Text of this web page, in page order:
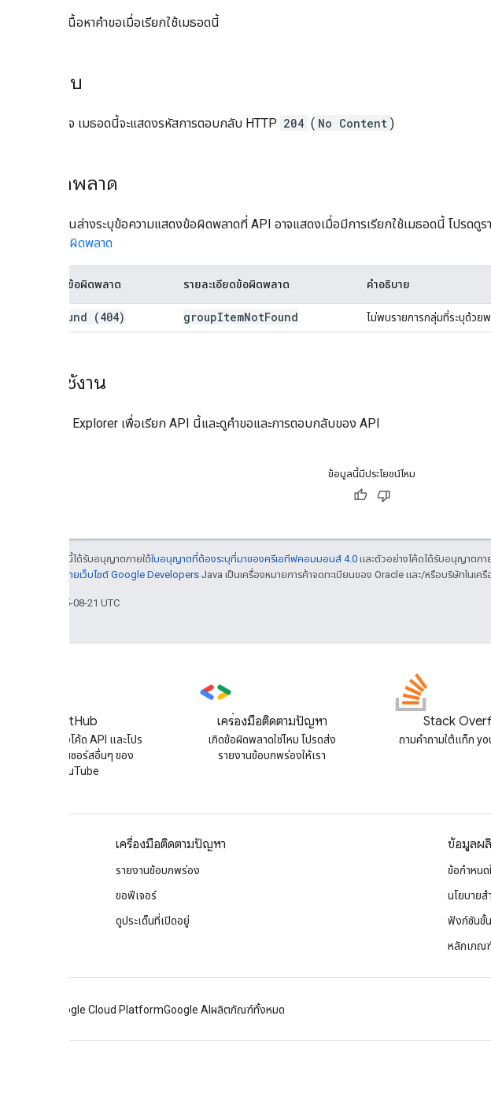
อย่าระบุเนื้อหาคำขอเมื่อเรียกใช้เมธอดนี้
คำตอบ
หากสำเร็จ เมธอดนี้จะแสดงรหัสการตอบกลับ HTTP 204 ( No Content )
ข้อผิดพลาด
ตารางด้านล่างระบุข้อความแสดงข้อผิดพลาดที่ API อาจแสดงเมื่อมีการเรียกใช้เมธอดนี้ โปรดดูร
แสดงข้อผิดพลาด
ประเภทข้อผิดพลาด รายละเอียดข้อผิดพลาด คำอธิบาย
Found (404) groupItemNotFound ไม่พบรายการกลุ่มที่ระบุด้วย
ลองใช้งาน
APIs Explorer เพื่อเรียก API นี้และดูคําขอและการตอบกลับของ API
ข้อมูลนี้มีประโยชน์ไหม
เนื้อหาของหน้าเว็บนี้ได้รับอนุญาตภายใต้ใบอนุญาตที่ต้องระบุที่มาของครีเอทีฟคอมมอนส์ 4.0 และตัวอย่างโค้ดได้รับอนุญาตภา
นโยบายเว็บไซต์ Google Developers Java เป็นเครื่องหมายการค้าจดทะเบียนของ Oracle และ/หรือบริษัทในเครื
อัปเดตล่าสุด 2025-08-21 UTC
GitHub
ค้นหาตัวอย่างโค้ด API และโปร
เจ็กต์โอเพนซอร์สอื่นๆ ของ
YouTube
เครื่องมือติดตามปัญหา
เกิดข้อผิดพลาดใช่ไหม โปรดส่ง
รายงานข้อบกพร่องให้เรา
Stack
ถามคําถามใต้แท็ก
เครื่องมือติดตามปัญหา
รายงานข้อบกพร่อง
ขอฟีเจอร์
ดูประเด็นที่เปิดอยู่
ข้อมูลผ
ข้อกำหนด
นโยบาย
ฟังก์ชันขั้
หลักเกณ
Google Cloud PlatformGoogle AI ผลิตภัณฑ์ทั้งหมด